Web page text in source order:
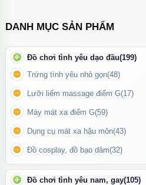
Phù hợp cho massage hoặc chăm
DANH MỤC SẢN PHẨM
Đồ chơi tình yêu dạo đầu(199)
Trứng tình yêu nhỏ gọn(48)
Lưỡi liếm massage điểm G(17)
Máy mát xa điểm G(59)
Dụng cụ mát xa hậu môn(43)
Đồ cosplay, đồ bạo dâm(32)
Đồ chơi tình yêu nam, gay(105)